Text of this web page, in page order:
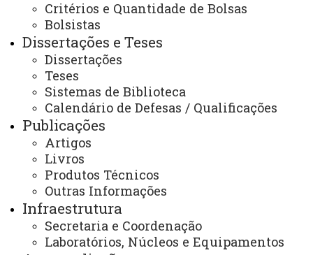
Critérios e Quantidade de Bolsas
Bolsistas
Dissertações e Teses
Dissertações
Teses
Sistemas de Biblioteca
Calendário de Defesas / Qualificações
Publicações
Artigos
Livros
Produtos Técnicos
Outras Informações
Infraestrutura
Secretaria e Coordenação
Laboratórios, Núcleos e Equipamentos
Fronteiras - Foz do Iguaçu
Programa
Notícias PRPPG
Pós-Graduação
Stricto Sensu - Mestrado e Doutorado
Foz do Iguaçu
Sociedade, Cultura e Fronteiras - PPGSCF
Contato - PPGSCF
ACESSE
Acesso Restrito (Editores do Portal)
Arquivo Virtual
Bibliotecas